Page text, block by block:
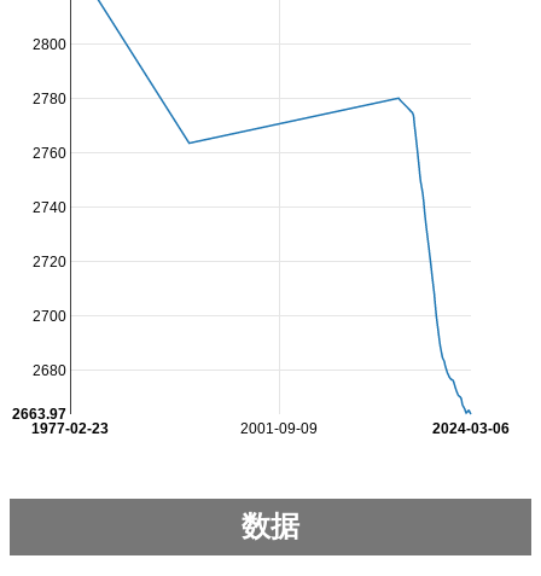
2001-09-09
1977-02-23 2024-03-06
2680
2700
2720
2740
2760
2780
2800
2663.97
数据